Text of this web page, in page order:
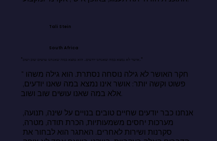
Tali Stein
South Africa
"אושר לא נמצא במה שאנחנו יודעים. הוא נמצא במה שאנחנו עושים שוב ושוב."
"חקר האושר לא גילה נוסחה נסתרת. הוא גילה משהו
אלא במה שאנו עושים שוב ושוב.